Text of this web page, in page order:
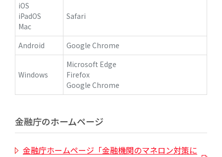
iOS
iPadOS
Mac
Safari
Android Google Chrome
Windows
Microsoft Edge
Firefox
Google Chrome
金融庁のホームページ
金融庁ホームページ「金融機関のマネロン対策に